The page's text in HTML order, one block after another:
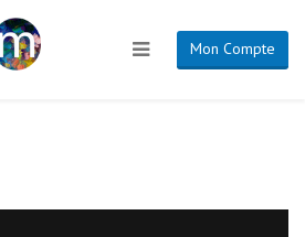
Mon Compte